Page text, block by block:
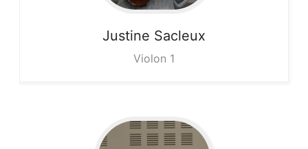
Justine Sacleux
Violon 1